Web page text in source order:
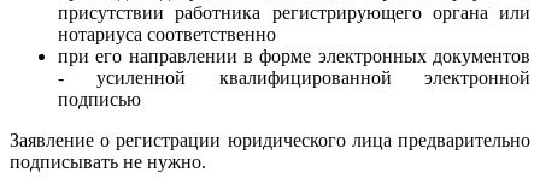
присутствии работника регистрирующего органа или
нотариуса соответственно
при его направлении в форме электронных документов
- усиленной квалифицированной электронной
подписью
Заявление о регистрации юридического лица предварительно
подписывать не нужно.